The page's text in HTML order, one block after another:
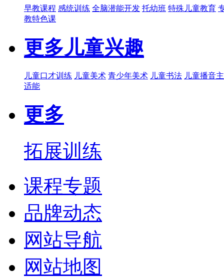
早教课程 感统训练 全脑潜能开发 托幼班 特殊儿童教育
教特色课
更多儿童兴趣
儿童口才训练 儿童美术 青少年美术 儿童书法 儿童播音
适能
更多
拓展训练
课程专题
品牌动态
网站导航
网站地图